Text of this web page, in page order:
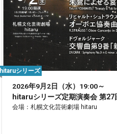
2026年9月2日（水）19:00～
hitaruシリーズ定期演奏会 第27
会場：札幌文化芸術劇場 hitaru
hitaruシリーズ